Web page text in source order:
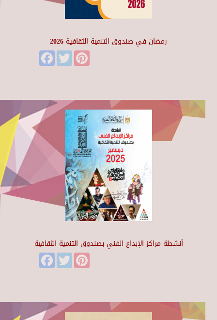
رمضان في صندوق التنمية الثقافية 2026
FacebookTwitter
أنشطة مراكز الإبداع الفني بصندوق التنمية الثقافية
FacebookTwitter